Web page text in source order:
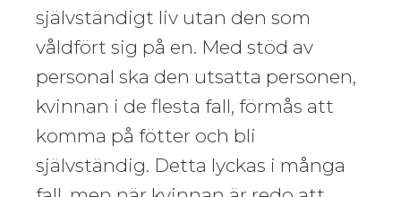
självständigt liv utan den som
våldfört sig på en. Med stöd av
personal ska den utsatta personen,
kvinnan i de flesta fall, förmås att
komma på fötter och bli
självständig. Detta lyckas i många